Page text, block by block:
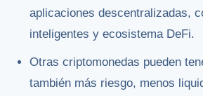
aplicaciones descentralizadas,
inteligentes y ecosistema DeFi.
Otras criptomonedas pueden
también más riesgo, menos